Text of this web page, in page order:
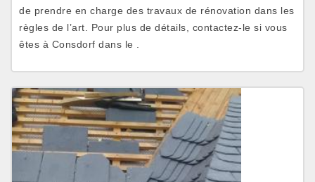
de prendre en charge des travaux de rénovation dans les
règles de l’art. Pour plus de détails, contactez-le si vous
êtes à Consdorf dans le .